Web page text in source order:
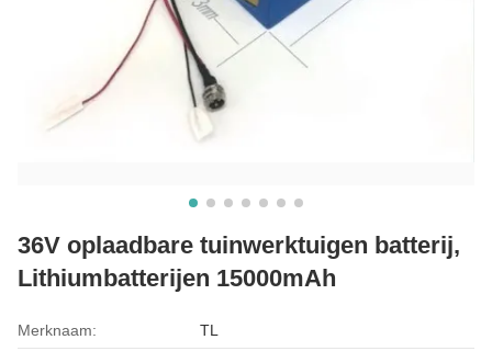
36V oplaadbare tuinwerktuigen batterij,
Lithiumbatterijen 15000mAh
Merknaam: TL